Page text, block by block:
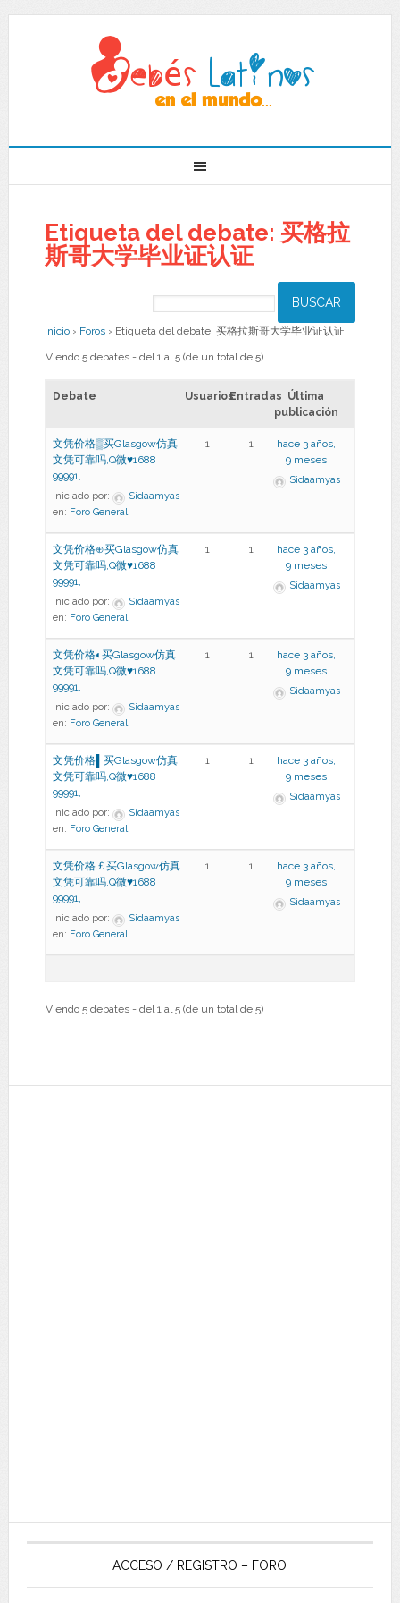
Etiqueta del debate: 买格拉
斯哥大学毕业证认证
Inicio › Foros › Etiqueta del debate: 买格拉斯哥大学毕业证认证
Viendo 5 debates - del 1 al 5 (de un total de 5)
Debate UsuariosEntradas Última
publicación
文凭价格▒买Glasgow仿真
文凭可靠吗,Q微♥1688
99991,
Iniciado por:
Sidaamyas
en: Foro General
1 1
hace 3 años,
9 meses
Sidaamyas
文凭价格⊕买Glasgow仿真
文凭可靠吗,Q微♥1688
99991,
Iniciado por:
Sidaamyas
en: Foro General
1 1
hace 3 años,
9 meses
Sidaamyas
文凭价格◐买Glasgow仿真
文凭可靠吗,Q微♥1688
99991,
Iniciado por:
Sidaamyas
en: Foro General
1 1
hace 3 años,
9 meses
Sidaamyas
文凭价格▌买Glasgow仿真
文凭可靠吗,Q微♥1688
99991,
Iniciado por:
Sidaamyas
en: Foro General
1 1
hace 3 años,
9 meses
Sidaamyas
文凭价格￡买Glasgow仿真
文凭可靠吗,Q微♥1688
99991,
Iniciado por:
Sidaamyas
en: Foro General
1 1
hace 3 años,
9 meses
Sidaamyas
Viendo 5 debates - del 1 al 5 (de un total de 5)
ACCESO / REGISTRO – FORO